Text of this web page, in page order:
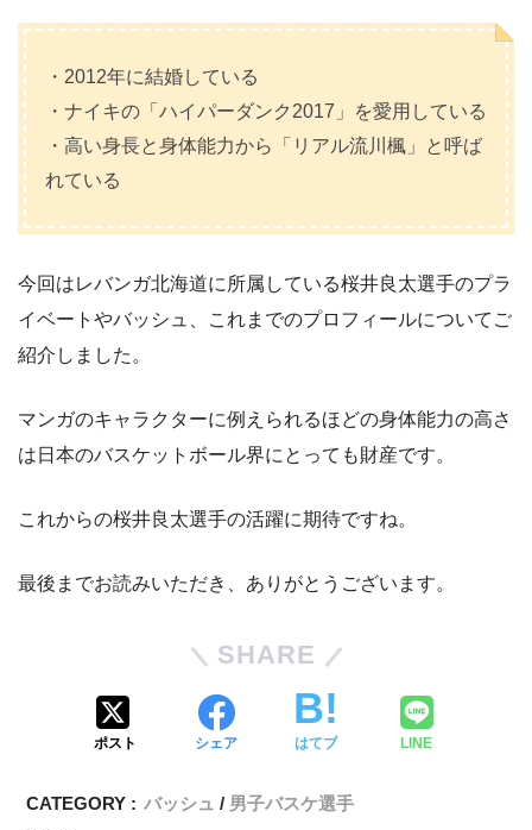
・2012年に結婚している
・ナイキの「ハイパーダンク2017」を愛用している
・高い身長と身体能力から「リアル流川楓」と呼ば
れている
今回はレバンガ北海道に所属している桜井良太選手のプラ
イベートやバッシュ、これまでのプロフィールについてご
紹介しました。
マンガのキャラクターに例えられるほどの身体能力の高さ
は日本のバスケットボール界にとっても財産です。
これからの桜井良太選手の活躍に期待ですね。
最後までお読みいただき、ありがとうございます。
SHARE
ポスト シェア はてブ LINE
CATEGORY : バッシュ
男子バスケ選手